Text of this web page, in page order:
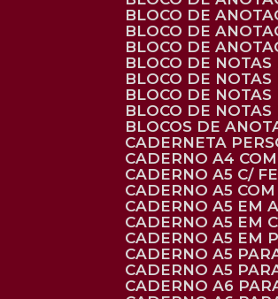
BLOCO DE
BLOCO DE
BLOCO DE
BLOCO DE
BLOCO DE
BLOCO DE
BLOCO DE
BLOCOS DE
CADERNETA
CADERNO A4
CADERNO A5 C/
CADERNO A5
CADERNO A5 EM
CADERNO A5 EM
CADERNO A5 EM
CADERNO A5
CADERNO A5
CADERNO A6